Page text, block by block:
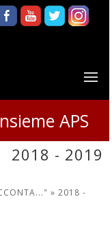
APS
2018 - 2019
»2018 -